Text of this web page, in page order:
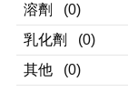
溶劑
(0)
乳化劑
(0)
其他
(0)